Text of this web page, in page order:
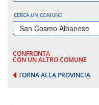
CERCA UN COMUNE
San Cosmo Albanese
CONFRONTA
CON UN ALTRO COMUNE
TORNA ALLA PROVINCIA